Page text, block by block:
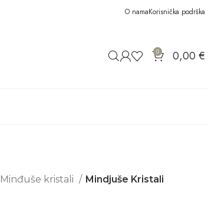
O namaKorisnička podrška
0 0,00 €
Minđuše kristali Mindjuše Kristali